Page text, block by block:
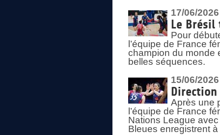
17/06/2026
Le
Pour
l’équipe de France
champion du monde
belles séquences.
15/06/2026
Après une
l’équipe de France
Nations League
Bleues enregistrent